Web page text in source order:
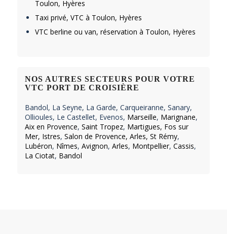
Toulon, Hyères
Taxi privé, VTC à Toulon, Hyères
VTC berline ou van, réservation à Toulon, Hyères
NOS AUTRES SECTEURS POUR VOTRE
VTC PORT DE CROISIÈRE
Bandol, La Seyne, La Garde, Carqueiranne, Sanary,
Ollioules, Le Castellet, Evenos, Marseille, Marignane,
Aix en Provence, Saint Tropez, Martigues, Fos sur
Mer, Istres, Salon de Provence, Arles, St Rémy,
Lubéron, Nîmes, Avignon, Arles, Montpellier, Cassis,
La Ciotat, Bandol